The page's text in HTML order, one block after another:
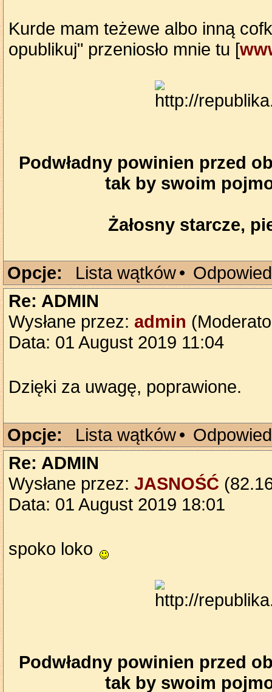
Kurde mam teżewe albo inną
opublikuj" przeniosło mnie tu [
Podwładny powinien przed
tak by swoim
Żałosny starcze,
Opcje: Lista wątków•
Re: ADMIN
Wysłane przez: admin
Data: 01 August 2019 11:04
Dzięki za uwagę, poprawione.
Opcje: Lista wątków•
Re: ADMIN
Wysłane przez: JASNOŚĆ
Data: 01 August 2019 18:01
spoko loko
Podwładny powinien przed
tak by swoim